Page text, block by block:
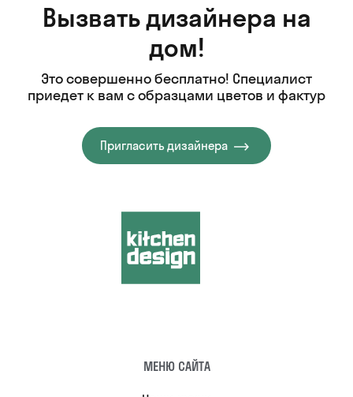
Вызвать дизайнера на
дом!
Это совершенно бесплатно! Специалист
приедет к вам с образцами цветов и фактур
Пригласить дизайнера
МЕНЮ САЙТА